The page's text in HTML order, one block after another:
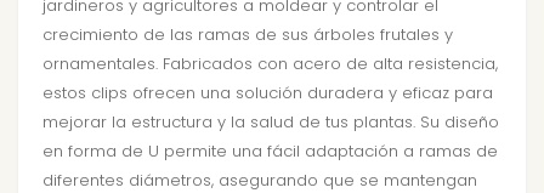
jardineros y agricultores a moldear y controlar el
crecimiento de las ramas de sus árboles frutales y
ornamentales. Fabricados con acero de alta resistencia,
estos clips ofrecen una solución duradera y eficaz para
mejorar la estructura y la salud de tus plantas. Su diseño
en forma de U permite una fácil adaptación a ramas de
diferentes diámetros, asegurando que se mantengan